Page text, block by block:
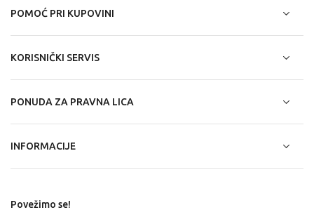
POMOĆ PRI KUPOVINI
KORISNIČKI SERVIS
PONUDA ZA PRAVNA LICA
INFORMACIJE
Povežimo se!